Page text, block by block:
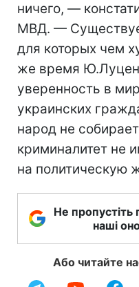
ничего, —
МВД. —
для которых чем
же время
уверенность в
украинских
народ не
криминалитет не
на политическую
Не пропустіть
наші
Або читайте